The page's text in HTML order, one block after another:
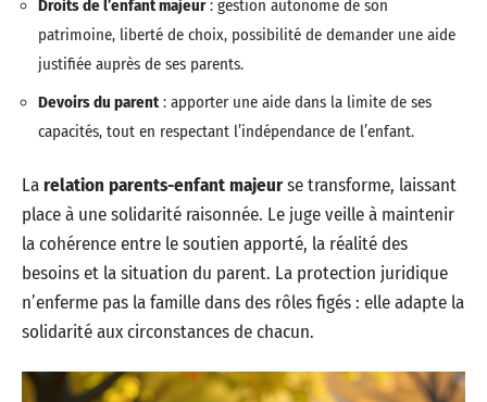
Droits de l’enfant majeur: gestion autonome de son
patrimoine, liberté de choix, possibilité de demander une aide
justifiée auprès de ses parents.
Devoirs du parent : apporter une aide dans la limite de ses
capacités, tout en respectant l’indépendance de l’enfant.
Larelation parents-enfant majeurse transforme, laissant
place à une solidarité raisonnée. Le juge veille à maintenir
la cohérence entre le soutien apporté, la réalité des
besoins et la situation du parent. La protection juridique
n’enferme pas la famille dans des rôles figés : elle adapte la
solidarité aux circonstances de chacun.